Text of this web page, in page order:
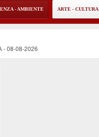
- AMBIENTE ARTE - CULTURA
-08-08-2026
tra Comune e Rio Marina Calcio
pagina teatrale al Museo Bolano
nuovo parcheggio ospedaliero